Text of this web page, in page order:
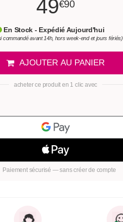
49€90
En Stock - Expédié Aujourd'hui
commandé avant 14h, hors week-end et jours fériés)
AJOUTER AU PANIER
acheter ce produit en 1 clic avec
Paiement sécurisé — sans créer de compte